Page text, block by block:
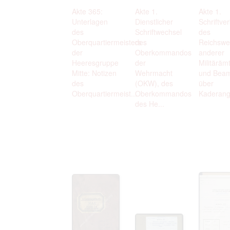
Akte 365:
Unterlagen
des
Oberquartiermeisters
der
Heeresgruppe
Mitte: Notizen
des
Oberquartiermeist...
Akte 1.
Dienstlicher
Schriftwechsel
des
Oberkommandos
der
Wehrmacht
(OKW), des
Oberkommandos
des He...
Akte 1.
des
anderer
und
über